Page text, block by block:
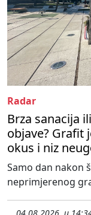
Radar
Brza sanacija
objave? Grafit
okus i niz
Samo dan nakon
neprimjerenog
04.08.2026. u